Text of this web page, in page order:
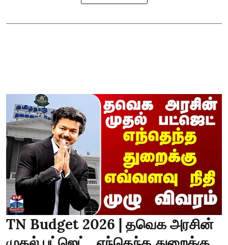
TN Budget 2026 | தவெக அரசின்